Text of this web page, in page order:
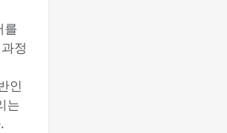
를
정
인
는